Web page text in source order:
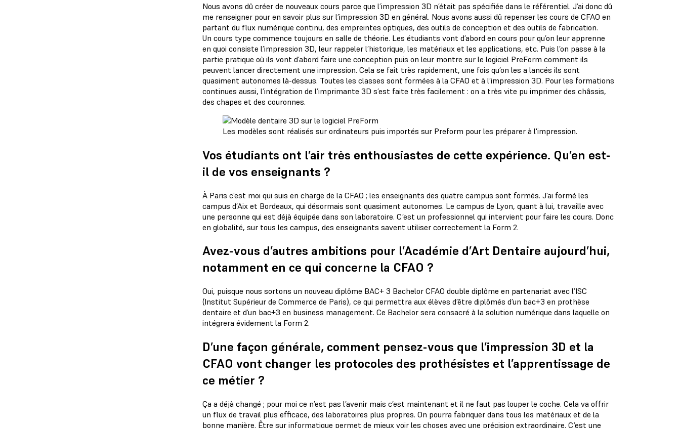
Nous avons dû créer de nouveaux cours parce que l’impression 3D n’était pas spécifiée dans le référentiel. J’ai donc dû
me renseigner pour en savoir plus sur l’impression 3D en général. Nous avons aussi dû repenser les cours de CFAO en
partant du flux numérique continu, des empreintes optiques, des outils de conception et des outils de fabrication.
Un cours type commence toujours en salle de théorie. Les étudiants vont d’abord en cours pour qu’on leur apprenne
en quoi consiste l’impression 3D, leur rappeler l’historique, les matériaux et les applications, etc. Puis l’on passe à la
partie pratique où ils vont d’abord faire une conception puis on leur montre sur le logiciel PreForm comment ils
peuvent lancer directement une impression. Cela se fait très rapidement, une fois qu’on les a lancés ils sont
quasiment autonomes là-dessus. Toutes les classes sont formées à la CFAO et à l’impression 3D. Pour les formations
continues aussi, l’intégration de l’imprimante 3D s’est faite très facilement : on a très vite pu imprimer des châssis,
des chapes et des couronnes.
Les modèles sont réalisés sur ordinateurs puis importés sur Preform pour les préparer à l'impression.
Vos étudiants ont l’air très enthousiastes de cette expérience. Qu’en est-
il de vos enseignants ?
À Paris c’est moi qui suis en charge de la CFAO ; les enseignants des quatre campus sont formés. J’ai formé les
campus d’Aix et Bordeaux, qui désormais sont quasiment autonomes. Le campus de Lyon, quant à lui, travaille avec
une personne qui est déjà équipée dans son laboratoire. C’est un professionnel qui intervient pour faire les cours. Donc
en globalité, sur tous les campus, des enseignants savent utiliser correctement la Form 2.
Avez-vous d’autres ambitions pour l’Académie d’Art Dentaire aujourd’hui,
notamment en ce qui concerne la CFAO ?
Oui, puisque nous sortons un nouveau diplôme BAC+ 3 Bachelor CFAO double diplôme en partenariat avec l’ISC
(Institut Supérieur de Commerce de Paris), ce qui permettra aux élèves d’être diplômés d’un bac+3 en prothèse
dentaire et d’un bac+3 en business management. Ce Bachelor sera consacré à la solution numérique dans laquelle on
intégrera évidement la Form 2.
D’une façon générale, comment pensez-vous que l’impression 3D et la
CFAO vont changer les protocoles des prothésistes et l’apprentissage de
ce métier ?
Ça a déjà changé ; pour moi ce n’est pas l’avenir mais c’est maintenant et il ne faut pas louper le coche. Cela va offrir
un flux de travail plus efficace, des laboratoires plus propres. On pourra fabriquer dans tous les matériaux et de la
bonne manière. Être sur informatique permet de mieux voir les choses avec une précision extraordinaire. C’est une